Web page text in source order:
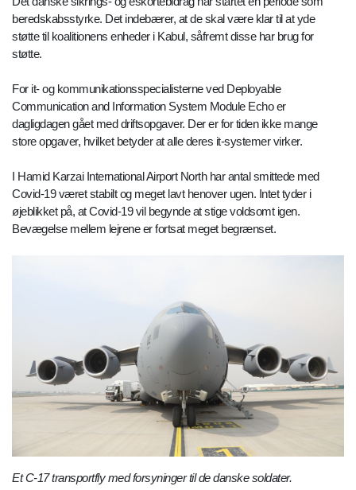
beredskabsstyrke. Det indebærer, at de skal være klar til at yde
støtte til koalitionens enheder i Kabul, såfremt disse har brug for
støtte.
For it- og kommunikationsspecialisterne ved Deployable
Communication and Information System Module Echo er
dagligdagen gået med driftsopgaver. Der er for tiden ikke mange
store opgaver, hvilket betyder at alle deres it-systemer virker.
I Hamid Karzai International Airport North har antal smittede med
Covid-19 været stabilt og meget lavt henover ugen. Intet tyder i
øjeblikket på, at Covid-19 vil begynde at stige voldsomt igen.
Bevægelse mellem lejrene er fortsat meget begrænset.
Et C-17 transportfly med forsyninger til de danske soldater.